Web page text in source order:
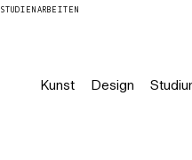
STUDIENARBEITEN
Kunst Design